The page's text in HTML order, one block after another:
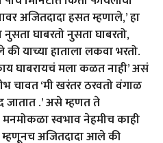
अजितदादा हसत म्हणाले,’ हा
घाबरतो नुसता घाबरतो,
याच्या हाताला लकवा भरतो.
घाबरायचं मला कळत नाही’ असं
चावत ‘मी खरंतर ठरवतो वंगाळ
जातात .’ असे म्हणत ते
स्वभाव नेहमीच काही
म्हणूनच अजितदादा आले की